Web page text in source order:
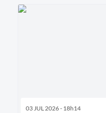
03 JUL 2026 - 18h14